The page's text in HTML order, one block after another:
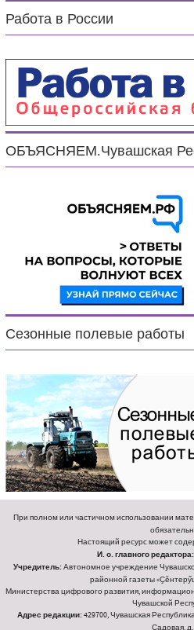
Работа в России
ОБЪЯСНЯЕМ.Чувашская
Сезонные полевые работы
При полном или частичном использовании
Настоящий ресурс может
И. о. главного редактора:
Учредитель:Автономное учреждение
районной газеты
Министерства цифрового развития,
Чувашской
Адрес редакции:429700, Чувашская
Садовая, д.